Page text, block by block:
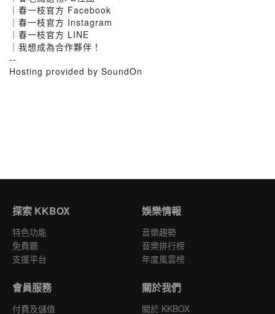
｜春一枝官方 Facebook
｜春一枝官方 Instagram
｜春一枝官方 LINE
｜我想成為合作夥伴！
--
Hosting provided by SoundOn
探索 KKBOX
特色功能
免費聽
支援平台
娛樂情報
音樂趨勢
音樂排行榜
年度風雲榜
會員服務
付費及儲值
關於我們
關於 KKBOX